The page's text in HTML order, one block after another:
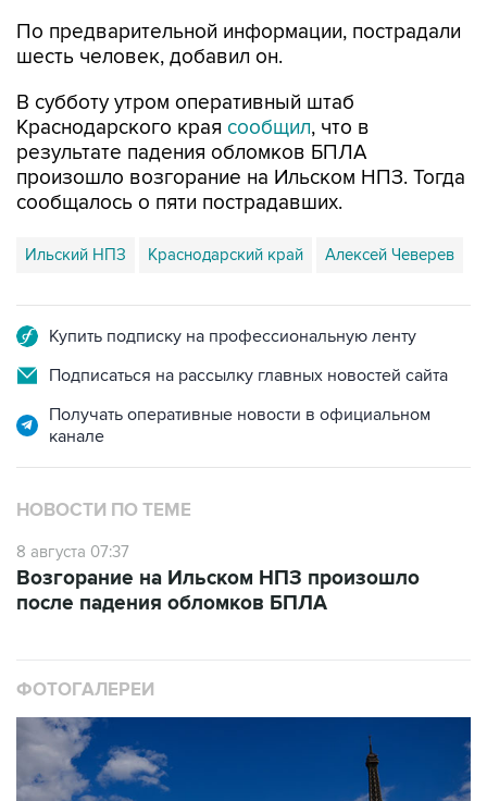
По предварительной информации, пострадали
шесть человек, добавил он.
В субботу утром оперативный штаб
Краснодарского края сообщил, что в
результате падения обломков БПЛА
произошло возгорание на Ильском НПЗ. Тогда
сообщалось о пяти пострадавших.
Ильский НПЗ Краснодарский край Алексей Чеверев
Купить подписку на профессиональную ленту
Подписаться на рассылку главных новостей сайта
Получать оперативные новости в официальном
канале
НОВОСТИ ПО ТЕМЕ
8 августа 07:37
Возгорание на Ильском НПЗ произошло
после падения обломков БПЛА
ФОТОГАЛЕРЕИ